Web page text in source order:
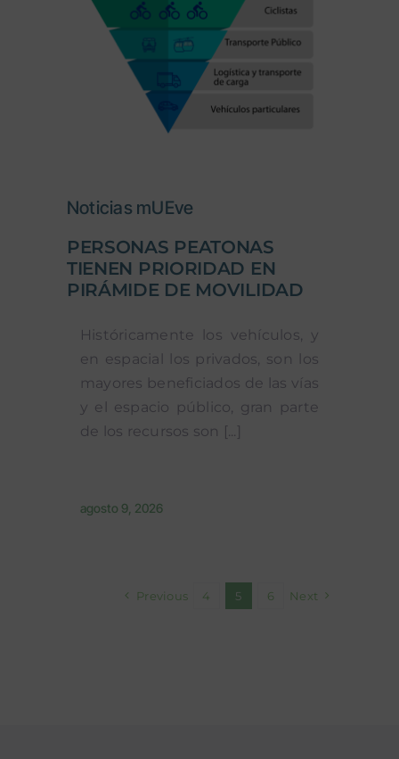
Noticias mUEve
PERSONAS PEATONAS
TIENEN PRIORIDAD EN
PIRÁMIDE DE MOVILIDAD
Históricamente los vehículos, y
en espacial los privados, son los
mayores beneficiados de las vías
y el espacio público, gran parte
de los recursos son [...]
agosto 9, 2026
Previous 4 5 6 Next